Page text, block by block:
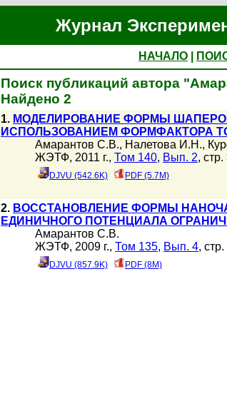
Журнал
НАЧАЛО
Поиск публикаций автора
Найдено 2
1. МОДЕЛИРОВАНИЕ ФОРМЫ
ИСПОЛЬЗОВАНИЕМ ФОРМФАКТОРА
Амарантов С.В., Налетова И.Н.,
ЖЭТФ, 2011 г., Том 140, Вып. 2,
DJVU (542.6K) PDF (5.7M)
2. ВОССТАНОВЛЕНИЕ ФОРМЫ
ЕДИНИЧНОГО ПОТЕНЦИАЛА
Амарантов С.В.
ЖЭТФ, 2009 г., Том 135, Вып. 4,
DJVU (857.9K) PDF (8M)